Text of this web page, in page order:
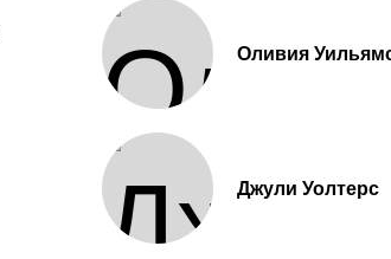
Оливия
Джули Уолтерс